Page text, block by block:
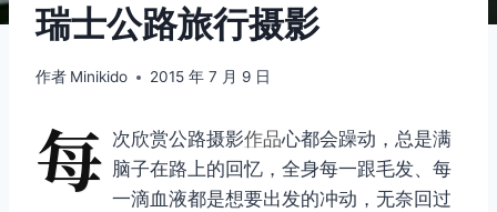
瑞士公路旅行摄影
作者 Minikido 2015 年 7 月 9 日
每 次欣赏公路摄影作品心都会躁动，总是满
脑子在路上的回忆，全身每一跟毛发、每
一滴血液都是想要出发的冲动，无奈回过